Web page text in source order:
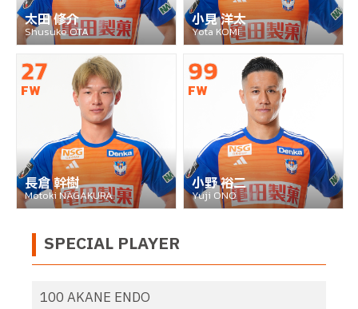
太田 修介
Shusuke OTA
小見 洋太
Yota KOMI
27
FW
長倉 幹樹
Motoki NAGAKURA
99
FW
小野 裕二
Yuji ONO
SPECIAL PLAYER
100 AKANE ENDO